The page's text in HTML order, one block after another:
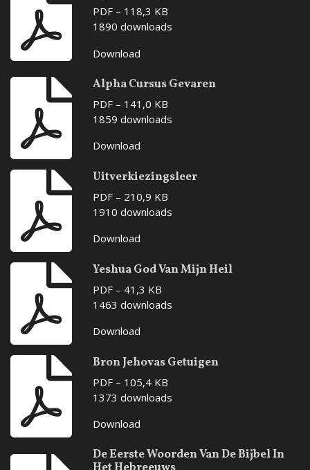
PDF – 118,3 KB
1890 downloads
Download
Alpha Cursus Gevaren
PDF – 141,0 KB
1859 downloads
Download
Uitverkiezingsleer
PDF – 210,9 KB
1910 downloads
Download
Yeshua God Van Mijn Heil
PDF – 41,3 KB
1463 downloads
Download
Bron Jehovas Getuigen
PDF – 105,4 KB
1373 downloads
Download
De Eerste Woorden Van De Bijbel In